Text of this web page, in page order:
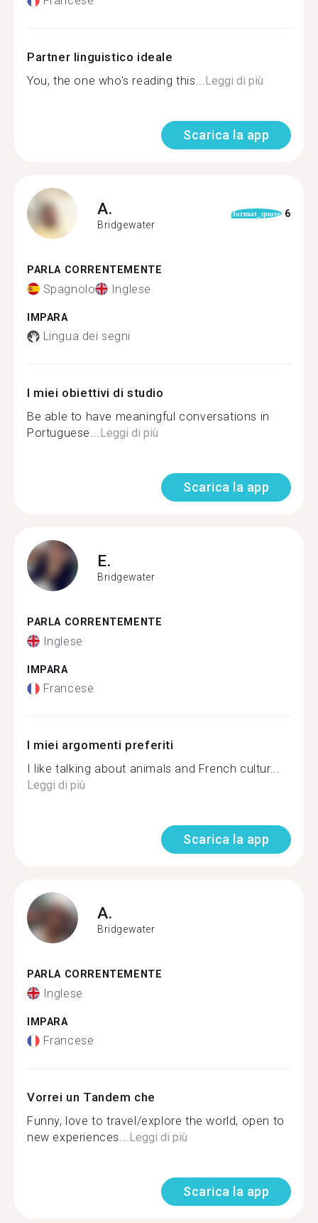
Partner linguistico ideale
You, the one who's reading this...Leggi di più
Scarica la app
A.
Bridgewater
format_quote 6
PARLA CORRENTEMENTE
Spagnolo Inglese
IMPARA
Lingua dei segni
I miei obiettivi di studio
Be able to have meaningful conversations in
Portuguese...Leggi di più
Scarica la app
E.
Bridgewater
PARLA CORRENTEMENTE
Inglese
IMPARA
Francese
I miei argomenti preferiti
I like talking about animals and French cultur...
Leggi di più
Scarica la app
A.
Bridgewater
PARLA CORRENTEMENTE
Inglese
IMPARA
Francese
Vorrei un Tandem che
Funny, love to travel/explore the world, open to
new experiences...Leggi di più
Scarica la app